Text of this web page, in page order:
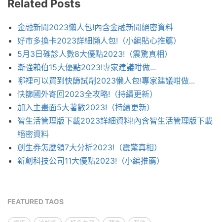
Related Posts
金融新聞2023懶人包!內含金融新聞絕密資料
好市多換卡2023詳細懶人包!（小編貼心推薦）
5月3日確診人數8大優點2023!（震驚真相）
漸強賴伯15大優點2023!專家建議咁做...
哪裡可以買到快篩試劑2023懶人包!專家建議咁做...
快篩國外寄回2023全攻略!（持續更新）
加入主畫面5大著數2023!（持續更新）
智生活管理版下載2023詳細資料!內含智生活管理版下載
絕密資料
創生券怎麼領7大分析2023!（震驚真相）
新創科技公司11大優點2023!（小編推薦）
FEATURED TAGS